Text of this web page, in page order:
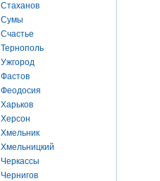
Стаханов
Сумы
Счастье
Тернополь
Ужгород
Фастов
Феодосия
Харьков
Херсон
Хмельник
Хмельницкий
Черкассы
Чернигов